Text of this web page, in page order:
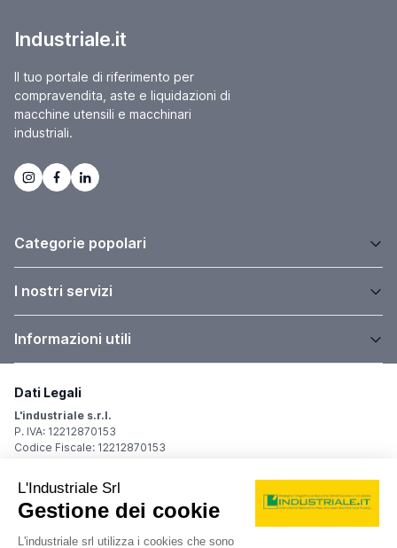
Industriale.it
Il tuo portale di riferimento per
compravendita, aste e liquidazioni di
macchine utensili e macchinari
industriali.
Categorie popolari
I nostri servizi
Informazioni utili
Dati Legali
L'industriale s.r.l.
P. IVA: 12212870153
Codice Fiscale: 12212870153
Sede Legale
Via Carlo Dolci, 32
20148 Milano (MI)
Italy